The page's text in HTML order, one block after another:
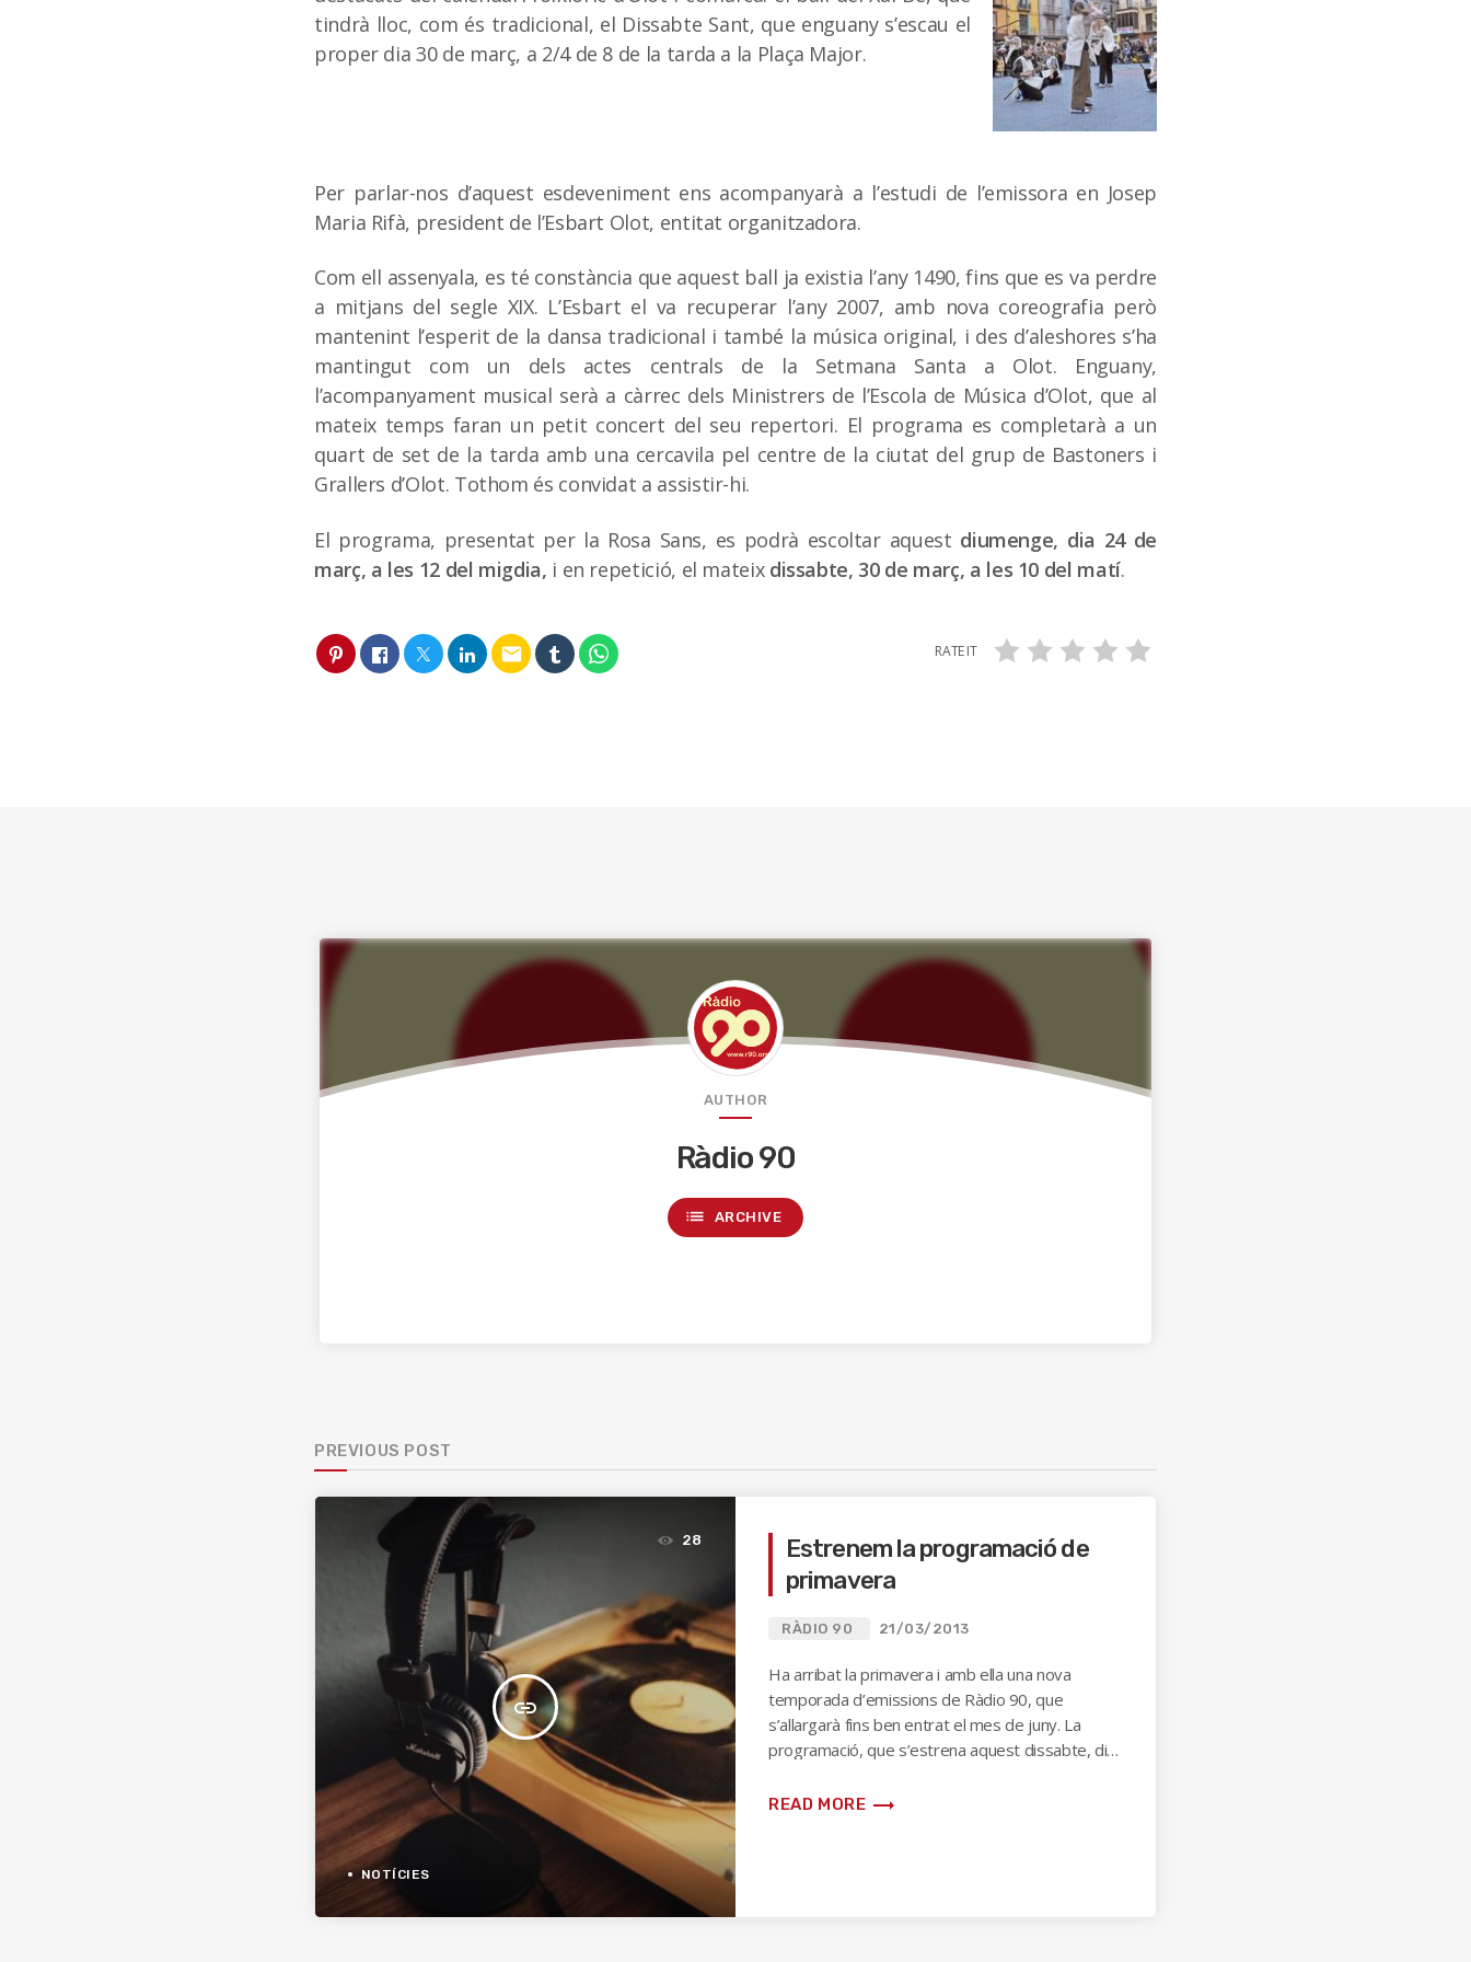
tindrà lloc, com és tradicional, el Dissabte Sant, que enguany s’escau el
proper dia 30 de març, a 2/4 de 8 de la tarda a la Plaça Major.
Per parlar-nos d’aquest esdeveniment ens acompanyarà a l’estudi de l’emissora en Josep
Maria Rifà, president de l’Esbart Olot, entitat organitzadora.
Com ell assenyala, es té constància que aquest ball ja existia l’any 1490, fins que es va perdre
a mitjans del segle XIX. L’Esbart el va recuperar l’any 2007, amb nova coreografia però
mantenint l’esperit de la dansa tradicional i també la música original, i des d’aleshores s’ha
mantingut com un dels actes centrals de la Setmana Santa a Olot. Enguany,
l’acompanyament musical serà a càrrec dels Ministrers de l’Escola de Música d’Olot, que al
mateix temps faran un petit concert del seu repertori. El programa es completarà a un
quart de set de la tarda amb una cercavila pel centre de la ciutat del grup de Bastoners i
Grallers d’Olot. Tothom és convidat a assistir-hi.
El programa, presentat per la Rosa Sans, es podrà escoltar aquest diumenge, dia 24 de
març, a les 12 del migdia, i en repetició, el mateixdissabte, 30 de març, a les 10 del matí.
email RATE IT
AUTHOR
Ràdio 90
list ARCHIVE
PREVIOUS POST
insert_link
28
NOTÍCIES
Estrenem la programació de
primavera
RÀDIO 90 21/03/2013
Ha arribat la primavera i amb ella una nova
temporada d’emissions de Ràdio 90, que
s’allargarà fins ben entrat el mes de juny. La
programació, que s’estrena aquest dissabte, dia
READ MORE trending_flat